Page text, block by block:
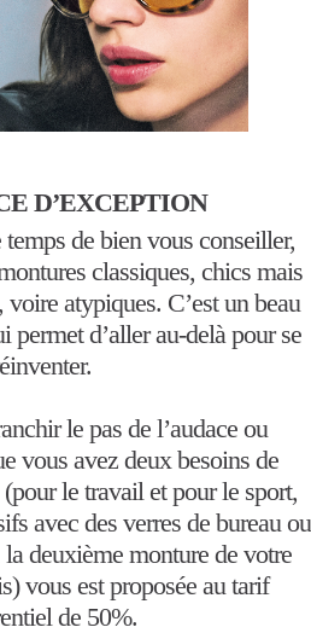
D’EXCEPTION
de bien vous conseiller,
classiques, chics mais
voire atypiques. C’est un beau
permet d’aller au-delà pour se
le pas de l’audace ou
vous avez deux besoins de
le travail et pour le sport,
avec des verres de bureau ou
deuxième monture de votre
vous est proposée au tarif
de 50%.